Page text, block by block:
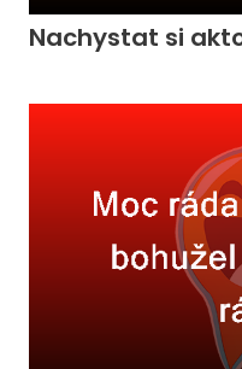
Nachystat si